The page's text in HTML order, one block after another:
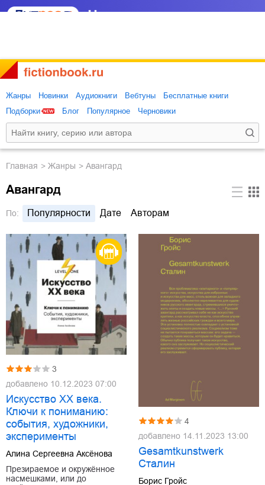
Жанры Новинки Аудиокниги Вебтуны
Бесплатные книги
Подборки
Блог Популярное Черновики
Главная Жанры Авангард
Авангард
По: Популярности Дате Авторам
3
добавлено 10.12.2023 07:00
Искусство XX века.
Ключи к пониманию:
события, художники,
эксперименты
Алина Сергеевна Аксёнова
Презираемое и окружённое
насмешками, или до
4
добавлено 14.11.2023 13:00
Gesamtkunstwerk
Сталин
Борис Гройс